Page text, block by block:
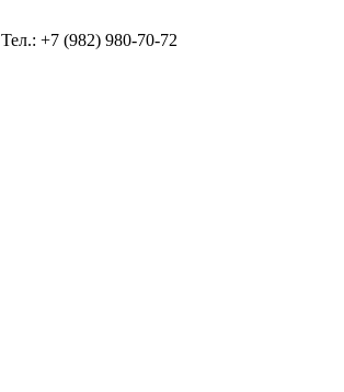
Тел.: +7 (982) 980-70-72